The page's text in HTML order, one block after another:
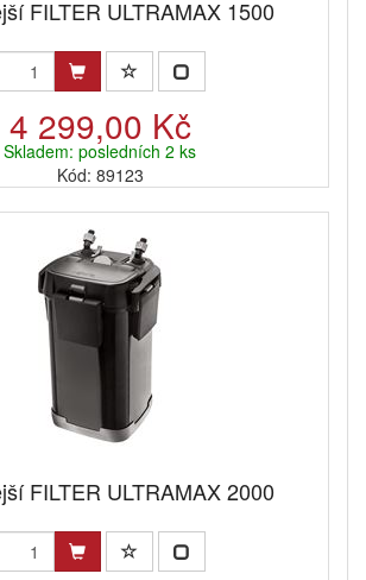
FILTER ULTRAMAX 1500
4 299,00 Kč
Skladem: posledních 2 ks
Kód: 89123
FILTER ULTRAMAX 2000